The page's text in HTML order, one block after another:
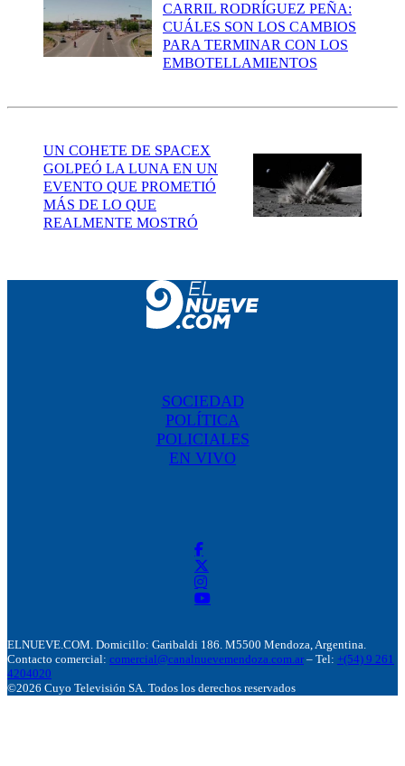
CARRIL RODRÍGUEZ PEÑA:
CUÁLES SON LOS CAMBIOS
PARA TERMINAR CON LOS
EMBOTELLAMIENTOS
UN COHETE DE SPACEX
GOLPEÓ LA LUNA EN UN
EVENTO QUE PROMETIÓ
MÁS DE LO QUE
REALMENTE MOSTRÓ
SOCIEDAD
POLÍTICA
POLICIALES
EN VIVO
ELNUEVE.COM. Domicillo: Garibaldi 186. M5500 Mendoza, Argentina.
Contacto comercial: comercial@canalnuevemendoza.com.ar – Tel: +(54) 9 261
4204020
©2026 Cuyo Televisión SA. Todos los derechos reservados